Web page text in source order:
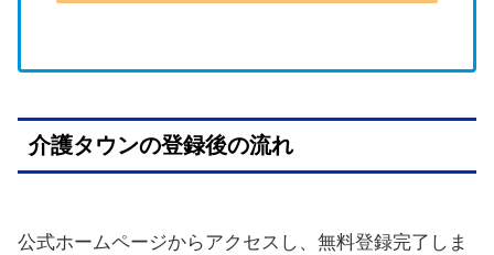
介護タウンの登録後の流れ
公式ホームページからアクセスし、無料登録完了しま